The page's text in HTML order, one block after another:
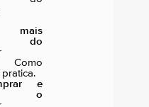
mais
do
e
o